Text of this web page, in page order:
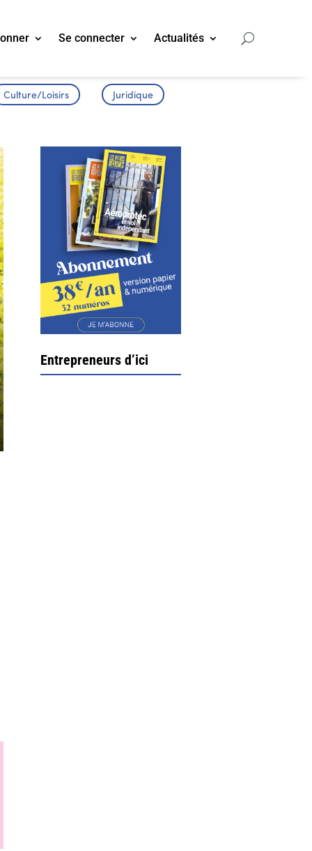
Se connecter Actualités
Culture/Loisirs Juridique
Entrepreneurs d’ici